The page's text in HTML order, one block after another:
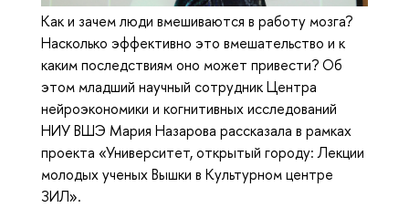
Как и зачем люди вмешиваются в работу мозга?
Насколько эффективно это вмешательство и к
каким последствиям оно может привести? Об
этом младший научный сотрудник Центра
нейроэкономики и когнитивных исследований
НИУ ВШЭ Мария Назарова рассказала в рамках
проекта «Университет, открытый городу: Лекции
молодых ученых Вышки в Культурном центре
ЗИЛ».